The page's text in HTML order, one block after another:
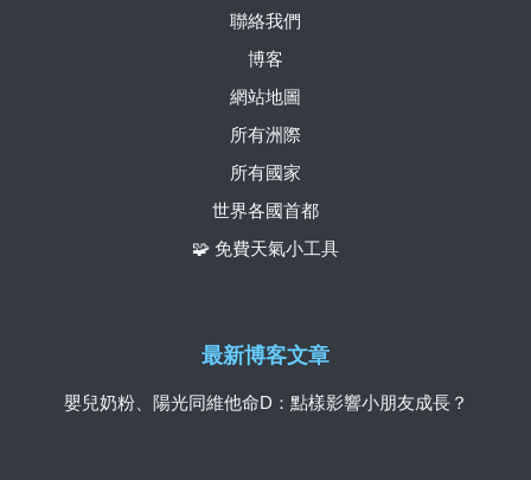
聯絡我們
博客
網站地圖
所有洲際
所有國家
世界各國首都
🧩 免費天氣小工具
最新博客文章
嬰兒奶粉、陽光同維他命D：點樣影響小朋友成長？